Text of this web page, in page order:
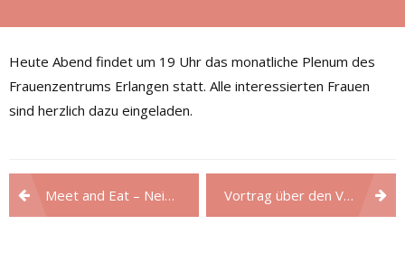
Heute Abend findet um 19 Uhr das monatliche Plenum des
Frauenzentrums Erlangen statt. Alle interessierten Frauen
sind herzlich dazu eingeladen.
Beitragsnavigation
Meet and Eat – Neig´schmeckt über den Tellerrand Vortrag über den Verein Trans-Ident e. V.